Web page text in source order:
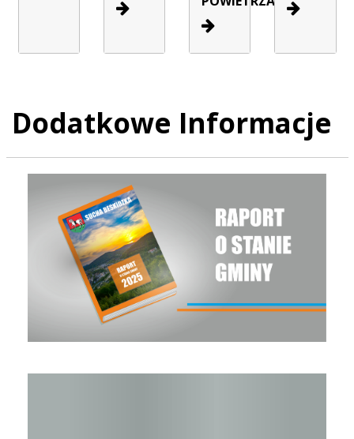
Dodatkowe Informacje